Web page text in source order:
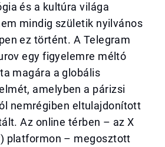
és a kultúra világa
mindig születik nyilvános
ez történt. A Telegram
egy figyelemre méltó
magára a globális
amelyben a párizsi
nemrégiben eltulajdonított
Az online térben – az X
platformon – megosztott